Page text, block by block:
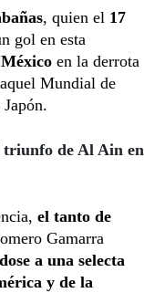
, quien el 17
gol en esta
en la derrota
Mundial de
de Al Ain en
el tanto de
Gamarra
a una selecta
y de la